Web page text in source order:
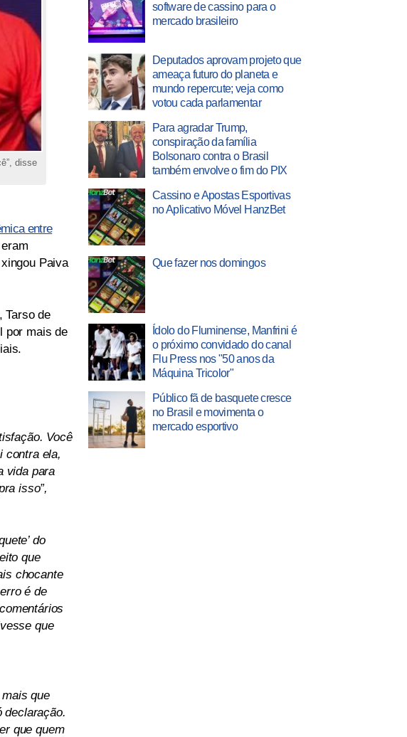
disse
entre
Paiva
Tarso de
por mais de
Você
contra ela,
vida para
isso”,
do
que
chocante
é de
que
que
declaração.
que quem
software de cassino para o
mercado brasileiro
Deputados aprovam projeto que
ameaça futuro do planeta e
mundo repercute; veja como
votou cada parlamentar
Para agradar Trump,
conspiração da família
Bolsonaro contra o Brasil
também envolve o fim do PIX
Cassino e Apostas Esportivas
no Aplicativo Móvel HanzBet
Que fazer nos domingos
Ídolo do Fluminense, Manfrini é
o próximo convidado do canal
Flu Press nos "50 anos da
Máquina Tricolor"
Público fã de basquete cresce
no Brasil e movimenta o
mercado esportivo